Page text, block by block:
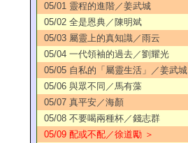
05/01 靈程的進階／姜武城
05/02 全是恩典／陳明斌
05/03 屬靈上的真知識／雨云
05/04 一代領袖的過去／劉耀光
05/05 自私的「屬靈生活」／姜武城
05/06 與眾不同／馬有藻
05/07 真平安／海顏
05/08 不要喝兩種杯／錢志群
05/09 配或不配／徐道勵 ＞